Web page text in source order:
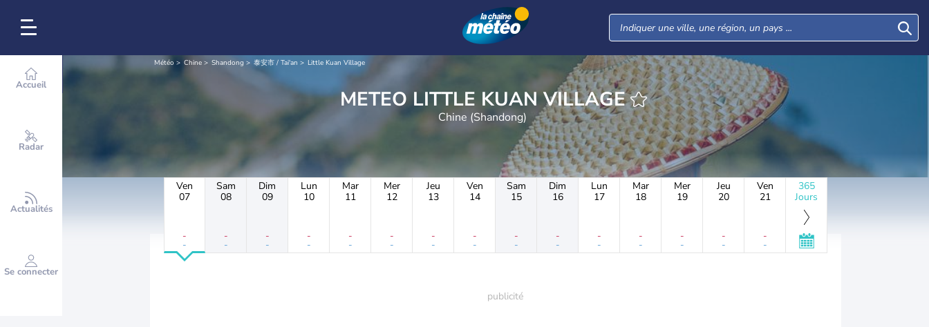
Accueil
Radar
Actualités
Se connecter
Météo Chine Shandong 泰安市 / Tai'an Little Kuan Village
METEO LITTLE KUAN VILLAGE
Chine (Shandong)
Ven
07
-
-
Sam
08
-
-
Dim
09
-
-
Lun
10
-
-
Mar
11
-
-
Mer
12
-
-
Jeu
13
-
-
Ven
14
-
-
Sam
15
-
-
Dim
16
-
-
Lun
17
-
-
Mar
18
-
-
Mer
19
-
-
Jeu
20
-
-
Ven
21
-
-
365
Jours